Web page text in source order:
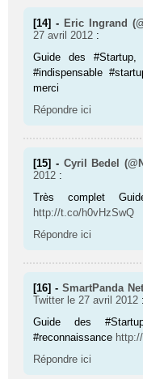
[14] - Eric Ingrand
27 avril 2012 :
Guide des
#indispensable
merci
Répondre ici
[15] - Cyril Bedel
2012 :
Très complet
http://t.co/h0vHzSwQ
Répondre ici
[16] - SmartPanda
Twitter le 27 avril 2012 :
Guide des
#reconnaissance
Répondre ici